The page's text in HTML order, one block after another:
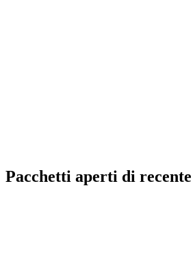
Pacchetti aperti di recente